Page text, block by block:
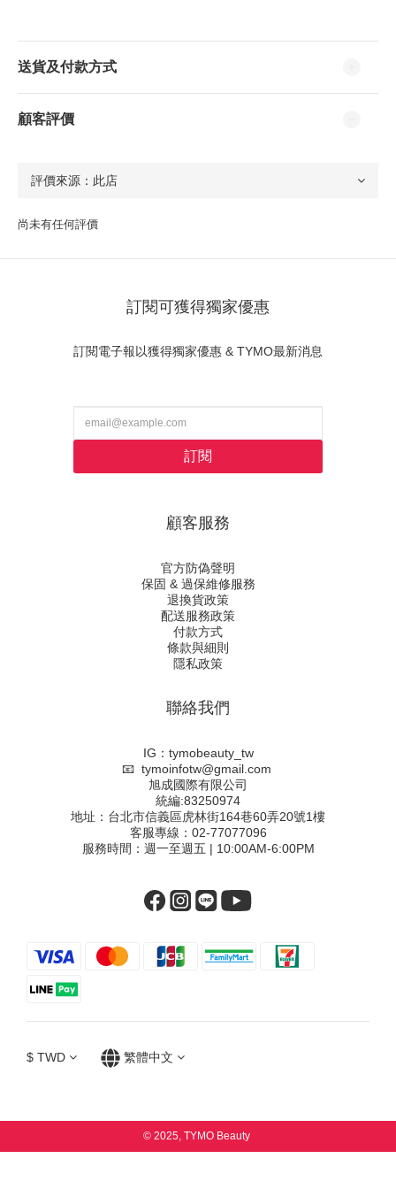
送貨及付款方式
顧客評價
尚未有任何評價
訂閱可獲得獨家優惠
訂閱電子報以獲得獨家優惠 & TYMO最新消息
訂閱
顧客服務
官方防偽聲明
保固 & 過保維修服務
退換貨政策
配送服務政策
付款方式
條款與細則
隱私政策
聯絡我們
IG：tymobeauty_tw
📧 tymoinfotw@gmail.com
旭成國際有限公司
統編:83250974
地址：台北市信義區虎林街164巷60弄20號1樓
客服專線：02-77077096
服務時間：週一至週五 | 10:00AM-6:00PM
$ TWD 繁體中文
© 2025, TYMO Beauty